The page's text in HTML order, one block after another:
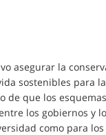
asegurar la
sostenibles para
que los
los gobiernos y
como para